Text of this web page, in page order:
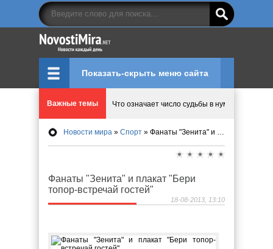
Показать-скрыть меню сайта
Важные темы Что означает число судьбы в нумерологии
Эволюция управления: Как ALD Pro меняет
Идеи, куда сходить с детьми в парки, музеи и
Новости мира » Спорт » Фанаты "Зенита" и плакат "Бери топор-встречай гостей"
Фанаты "Зенита" и плакат "Бери
топор-встречай гостей"
18-08-2013, 13:10